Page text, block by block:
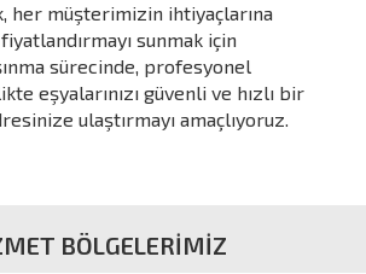
her müşterimizin ihtiyaçlarına
sunmak için
sürecinde, profesyonel
eşyalarınızı güvenli ve hızlı bir
ulaştırmayı amaçlıyoruz.
BÖLGELERİMİZ